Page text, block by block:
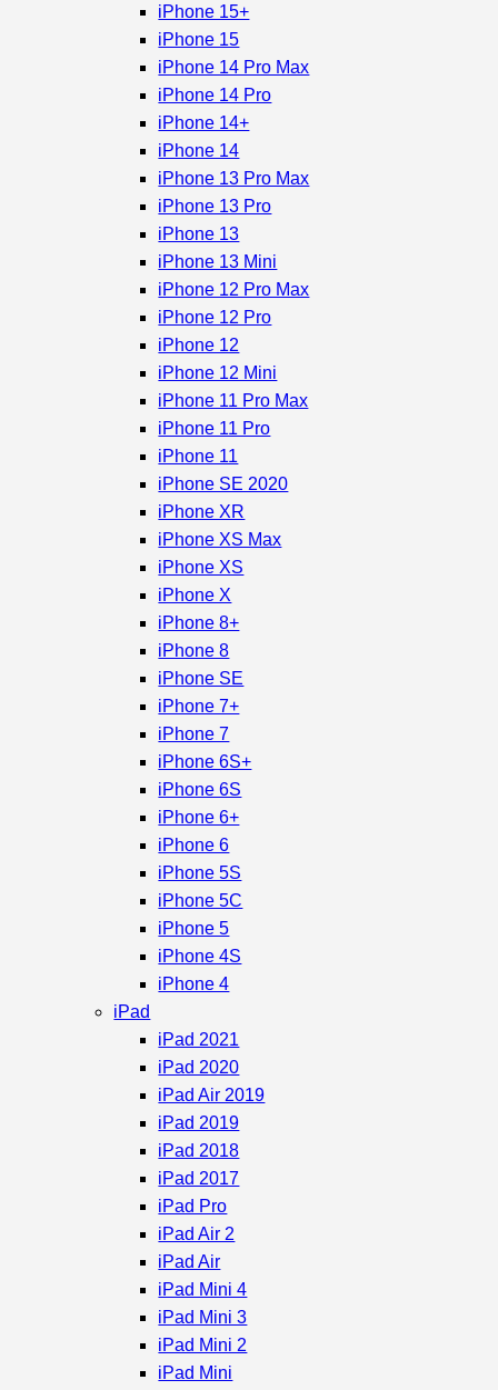
iPhone 15+
iPhone 15
iPhone 14 Pro Max
iPhone 14 Pro
iPhone 14+
iPhone 14
iPhone 13 Pro Max
iPhone 13 Pro
iPhone 13
iPhone 13 Mini
iPhone 12 Pro Max
iPhone 12 Pro
iPhone 12
iPhone 12 Mini
iPhone 11 Pro Max
iPhone 11 Pro
iPhone 11
iPhone SE 2020
iPhone XR
iPhone XS Max
iPhone XS
iPhone X
iPhone 8+
iPhone 8
iPhone SE
iPhone 7+
iPhone 7
iPhone 6S+
iPhone 6S
iPhone 6+
iPhone 6
iPhone 5S
iPhone 5C
iPhone 5
iPhone 4S
iPhone 4
iPad
iPad 2021
iPad 2020
iPad Air 2019
iPad 2019
iPad 2018
iPad 2017
iPad Pro
iPad Air 2
iPad Air
iPad Mini 4
iPad Mini 3
iPad Mini 2
iPad Mini